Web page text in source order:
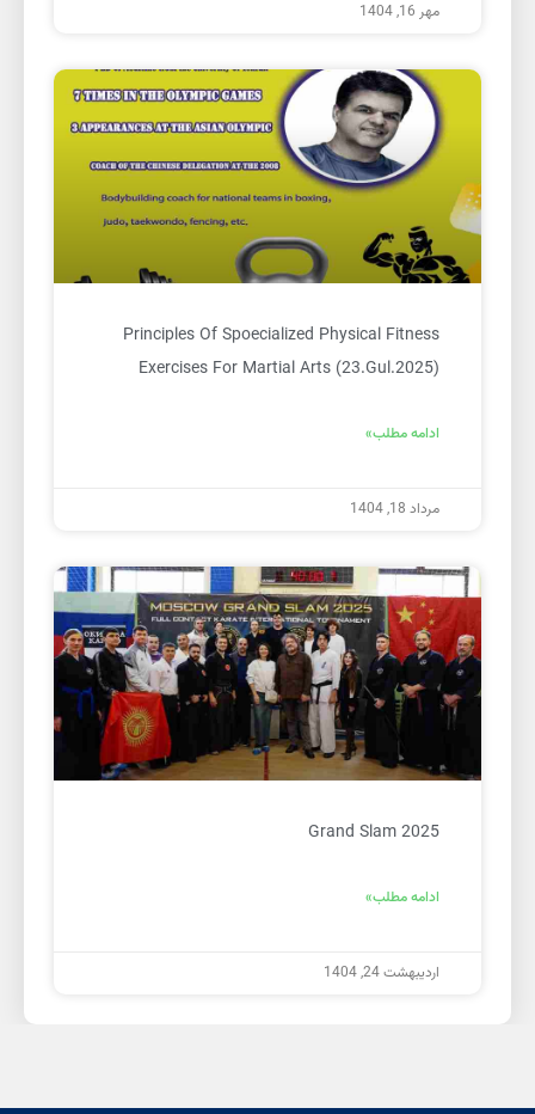
مهر 16, 1404
Principles Of Spoecialized Physical Fitness
Exercises For Martial Arts (23.Gul.2025)
ادامه مطلب»
مرداد 18, 1404
Grand Slam 2025
ادامه مطلب»
اردیبهشت 24, 1404